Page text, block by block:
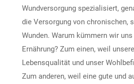
Wundversorgung spezialisiert,
die Versorgung von chronischen,
Wunden. Warum kümmern wir
Ernährung? Zum einen, weil
Lebensqualität und unser
Zum anderen, weil eine gute und